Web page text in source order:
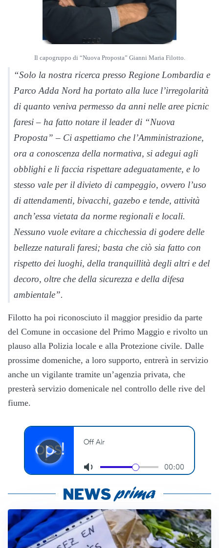
Il capogruppo di “Nuova Proposta” Gianni Maria Filotto.
“Solo la nostra ricerca presso Regione Lombardia e
Parco Adda Nord ha portato alla luce l’irregolarità
di quanto veniva permesso da anni nelle aree picnic
faresi – ha fatto notare il leader di “Nuova
Proposta” – Ci aspettiamo che l’Amministrazione,
ora a conoscenza della normativa, si adegui agli
obblighi e li faccia rispettare adeguatamente, e lo
stesso vale per il divieto di campeggio, ovvero l’uso
di attendamenti, bivacchi, gazebo e tende, attività
anch’essa vietata da norme regionali e locali.
Nessuno vuole evitare a chicchessia di godere delle
bellezze naturali faresi; basta che ciò sia fatto con
rispetto dei luoghi, della tranquillità degli altri e del
decoro, oltre che della sicurezza e della difesa
ambientale”.
Filotto ha poi riconosciuto il maggior presidio da parte
del Comune in occasione del Primo Maggio e rivolto un
plauso alla Polizia locale e alla Protezione civile. Dalle
prossime domeniche, a loro supporto, entrerà in servizio
anche un vigilante tramite un’agenzia privata, che
presterà servizio domenicale nel controllo delle rive del
fiume.